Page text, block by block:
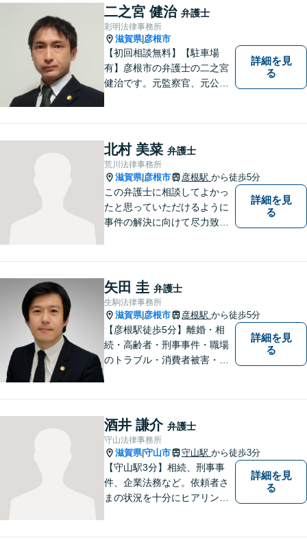
をモットーに、皆様それぞれ
に合った解決を図ってまいり
ます。お気軽にご相談くださ
い。
二之宮 健治 弁護士
彩明法律事務所
滋賀県| 彦根市
【初回相談無料】【駐車場
有】彦根市の弁護士の二之宮
健治です。元監察官、元公務
トいたします。
詳細を見
る
北村 美菜 弁護士
荒川法律事務所
滋賀県| 彦根市 彦根駅 から徒歩5分
この弁護士に相談してよかっ
たと思っていただけるように
事件の解決に向けて尽力致し
詳細を見
る
矢田 圭 弁護士
生駒法律事務所
滋賀県| 彦根市 彦根駅 から徒歩5分
【彦根駅徒歩5分】離婚・相
続・高齢者・刑事事件・職場
のトラブル・消費者被害・法
詳細を見
る
酒井 謙介 弁護士
守山法律事務所
滋賀県|守山市 守山駅 から徒歩3分
【守山駅3分】相続、刑事事
件、企業法務など。依頼者さ
まの状況を十分にヒアリング
詳細を見
る